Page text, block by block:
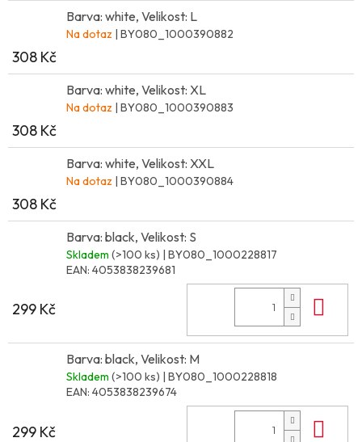
Barva: white, Velikost: L
Na dotaz | BY080_1000390882
308 Kč
Barva: white, Velikost: XL
Na dotaz | BY080_1000390883
308 Kč
Barva: white, Velikost: XXL
Na dotaz | BY080_1000390884
308 Kč
Barva: black, Velikost: S
Skladem (>100 ks) | BY080_1000228817
EAN: 4053838239681
299 Kč
Barva: black, Velikost: M
Skladem (>100 ks) | BY080_1000228818
EAN: 4053838239674
299 Kč